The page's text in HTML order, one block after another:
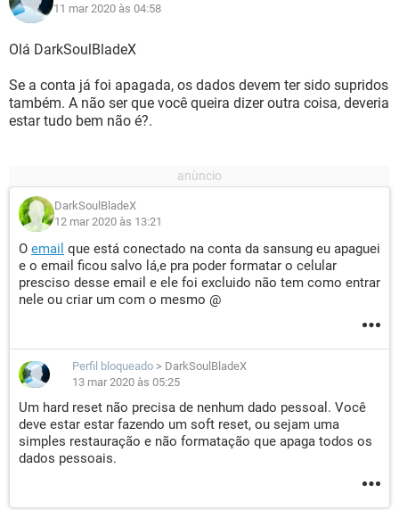
11 mar 2020 às 04:58
Olá DarkSoulBladeX
Se a conta já foi apagada, os dados devem ter sido supridos
também. A não ser que você queira dizer outra coisa, deveria
estar tudo bem não é?.
DarkSoulBladeX
12 mar 2020 às 13:21
O email que está conectado na conta da sansung eu apaguei
e o email ficou salvo lá,e pra poder formatar o celular
presciso desse email e ele foi excluido não tem como entrar
nele ou criar um com o mesmo @
Perfil bloqueado > DarkSoulBladeX
13 mar 2020 às 05:25
Um hard reset não precisa de nenhum dado pessoal. Você
deve estar estar fazendo um soft reset, ou sejam uma
simples restauração e não formatação que apaga todos os
dados pessoais.